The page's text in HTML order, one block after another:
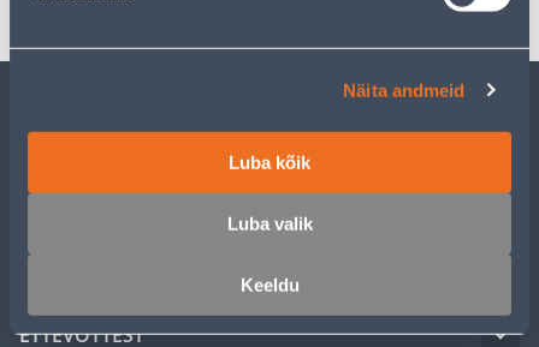
Näita andmeid
Luba kõik
Luba valik
Keeldu
KLIENDITEENINDUS
TEENUSED
ETTEVÕTTEST